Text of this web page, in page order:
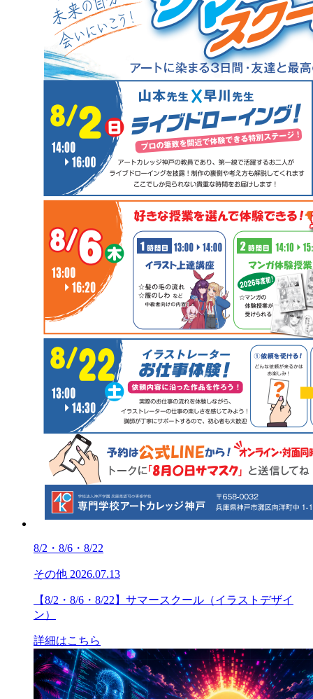
8/2・8/6・8/22
その他 2026.07.13
【8/2・8/6・8/22】サマースクール（イラストデザイ
ン）
詳細はこちら